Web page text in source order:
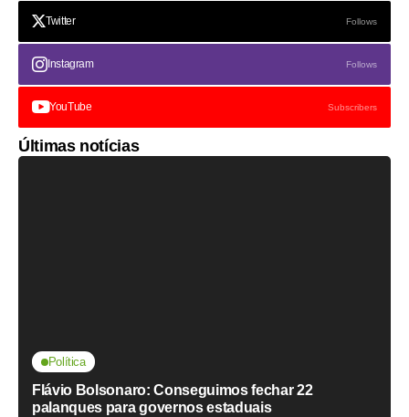
Twitter Follows
Instagram Follows
YouTube Subscribers
Últimas notícias
Política
Flávio Bolsonaro: Conseguimos fechar 22
palanques para governos estaduais